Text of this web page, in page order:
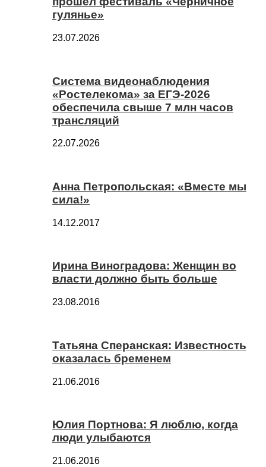
гулянье»
23.07.2026
Система видеонаблюдения
«Ростелекома» за ЕГЭ-2026
обеспечила свыше 7 млн часов
трансляций
22.07.2026
Анна Петропольская: «Вместе мы
сила!»
14.12.2017
Ирина Виноградова: Женщин во
власти должно быть больше
23.08.2016
Татьяна Сперанская: Известность
оказалась бременем
21.06.2016
Юлия Портнова: Я люблю, когда
люди улыбаются
21.06.2016